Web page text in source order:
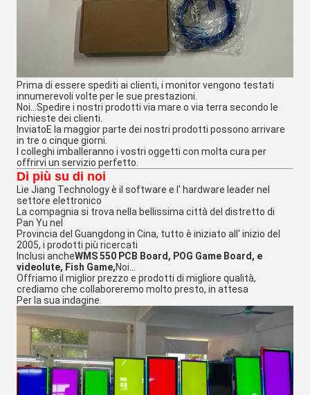
Prima di essere spediti ai clienti, i monitor vengono testati
innumerevoli volte per le sue prestazioni.
Noi... Spedire i nostri prodotti via mare o via terra secondo le
richieste dei clienti.
InviatoE la maggior parte dei nostri prodotti possono arrivare
in tre o cinque giorni.
I colleghi imballeranno i vostri oggetti con molta cura per
offrirvi un servizio perfetto.
Di più su di noi
Lie Jiang Technology è il software e l' hardware leader nel
settore elettronico
La compagnia si trova nella bellissima città del distretto di
Pan Yu nel
Provincia del Guangdong in Cina, tutto è iniziato all' inizio del
2005, i prodotti più ricercati
Inclusi ancheWMS 550 PCB Board, POG Game Board, e
videolute, Fish Game,Noi...
Offriamo il miglior prezzo e prodotti di migliore qualità,
crediamo che collaboreremo molto presto, in attesa
Per la sua indagine.